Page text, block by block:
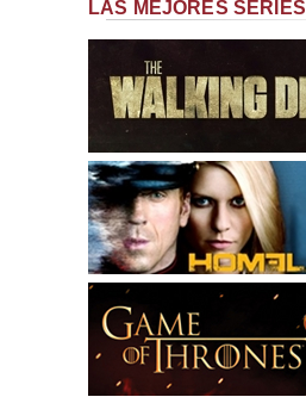
LAS MEJORES SERIES